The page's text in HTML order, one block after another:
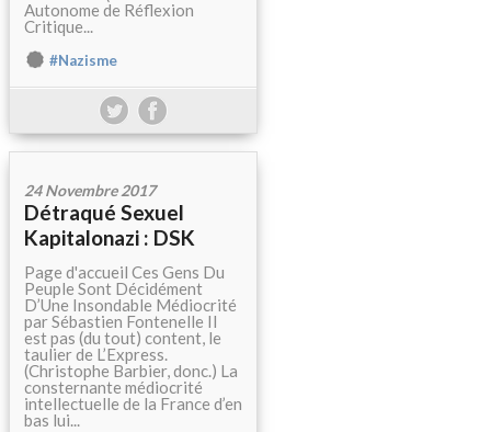
Autonome de Réflexion
Critique...
#Nazisme
24 Novembre 2017
Détraqué Sexuel
Kapitalonazi : DSK
Page d'accueil Ces Gens Du
Peuple Sont Décidément
D’Une Insondable Médiocrité
par Sébastien Fontenelle Il
est pas (du tout) content, le
taulier de L’Express.
(Christophe Barbier, donc.) La
consternante médiocrité
intellectuelle de la France d’en
bas lui...